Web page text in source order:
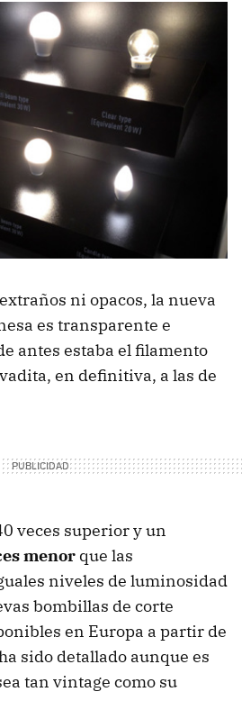
ni opacos, la nueva
es transparente e
antes estaba el filamento
en definitiva, a las de
veces superior y un
menor que las
niveles de luminosidad
bombillas de corte
en Europa a partir de
sido detallado aunque es
tan vintage como su